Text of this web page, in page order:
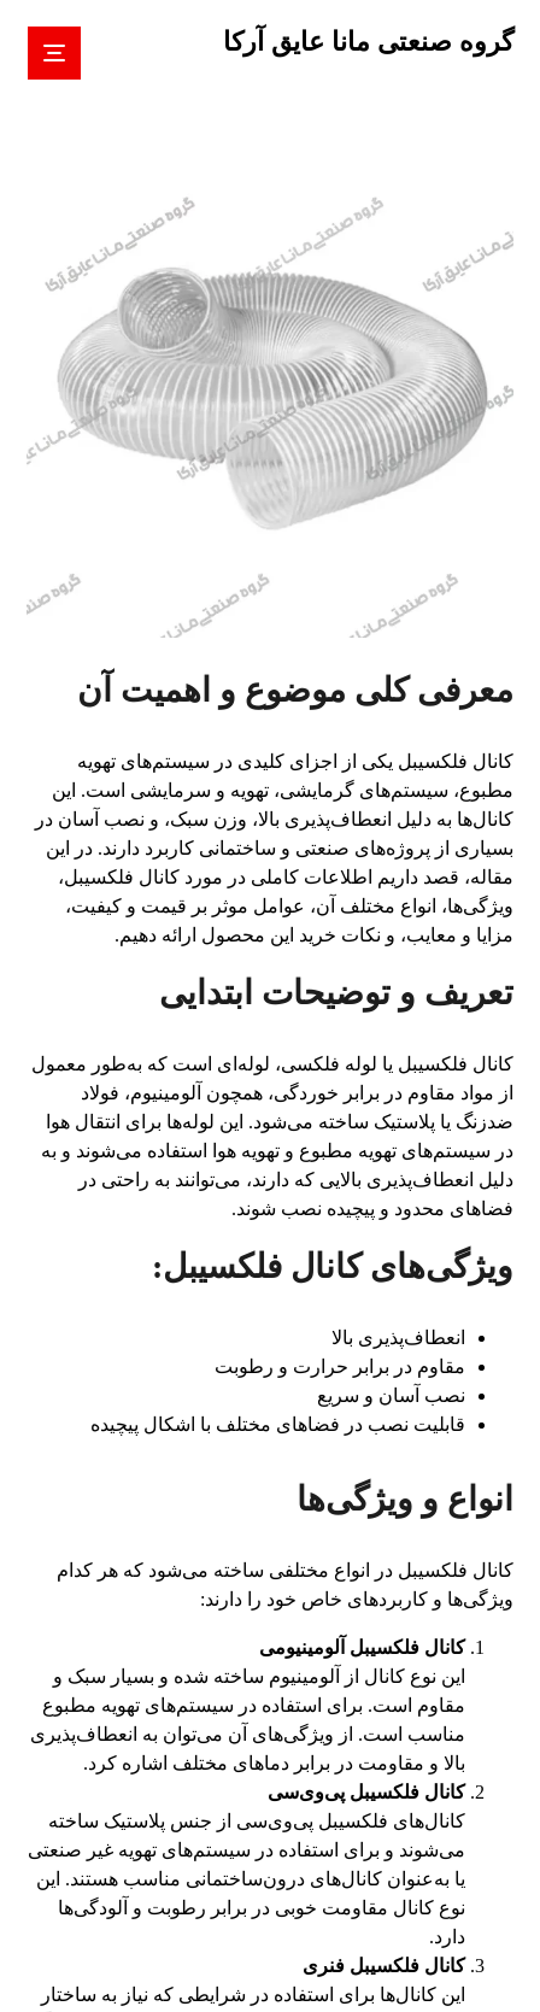
گروه صنعتی مانا عایق آرکا
معرفی کلی موضوع و اهمیت آن
کانال فلکسیبل یکی از اجزای کلیدی در سیستم‌های تهویه
مطبوع، سیستم‌های گرمایشی، تهویه و سرمایشی است. این
کانال‌ها به دلیل انعطاف‌پذیری بالا، وزن سبک، و نصب آسان در
بسیاری از پروژه‌های صنعتی و ساختمانی کاربرد دارند. در این
مقاله، قصد داریم اطلاعات کاملی در مورد کانال فلکسیبل،
ویژگی‌ها، انواع مختلف آن، عوامل موثر بر قیمت و کیفیت،
مزایا و معایب، و نکات خرید این محصول ارائه دهیم.
تعریف و توضیحات ابتدایی
کانال فلکسیبل یا لوله فلکسی، لوله‌ای است که به‌طور معمول
از مواد مقاوم در برابر خوردگی، همچون آلومینیوم، فولاد
ضدزنگ یا پلاستیک ساخته می‌شود. این لوله‌ها برای انتقال هوا
در سیستم‌های تهویه مطبوع و تهویه هوا استفاده می‌شوند و به
دلیل انعطاف‌پذیری بالایی که دارند، می‌توانند به راحتی در
فضاهای محدود و پیچیده نصب شوند.
ویژگی‌های کانال فلکسیبل:
انعطاف‌پذیری بالا
مقاوم در برابر حرارت و رطوبت
نصب آسان و سریع
قابلیت نصب در فضاهای مختلف با اشکال پیچیده
انواع و ویژگی‌ها
کانال فلکسیبل در انواع مختلفی ساخته می‌شود که هر کدام
ویژگی‌ها و کاربردهای خاص خود را دارند:
کانال فلکسیبل آلومینیومی
این نوع کانال از آلومینیوم ساخته شده و بسیار سبک و
مقاوم است. برای استفاده در سیستم‌های تهویه مطبوع
مناسب است. از ویژگی‌های آن می‌توان به انعطاف‌پذیری
بالا و مقاومت در برابر دماهای مختلف اشاره کرد.
کانال فلکسیبل پی‌وی‌سی
کانال‌های فلکسیبل پی‌وی‌سی از جنس پلاستیک ساخته
می‌شوند و برای استفاده در سیستم‌های تهویه غیر صنعتی
یا به‌عنوان کانال‌های درون‌ساختمانی مناسب هستند. این
نوع کانال مقاومت خوبی در برابر رطوبت و آلودگی‌ها
دارد.
کانال فلکسیبل فنری
این کانال‌ها برای استفاده در شرایطی که نیاز به ساختار